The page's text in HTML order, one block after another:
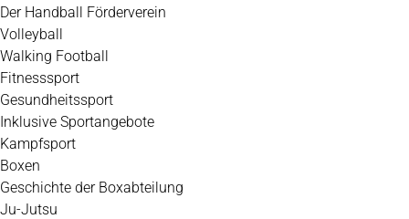
Der Handball Förderverein
Volleyball
Walking Football
Fitnesssport
Gesundheitssport
Inklusive Sportangebote
Kampfsport
Boxen
Geschichte der Boxabteilung
Ju-Jutsu